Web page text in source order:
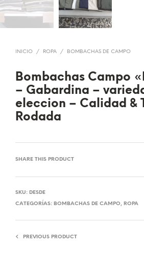
INICIO / ROPA / BOMBACHAS DE CAMPO
Bombachas Campo
– Gabardina –
eleccion – Calidad &
Rodada
SHARE THIS PRODUCT
SKU: DESDE
CATEGORÍAS: BOMBACHAS DE CAMPO, ROPA
PREVIOUS PRODUCT